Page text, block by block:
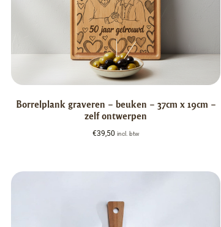
Borrelplank graveren – beuken – 37cm x 19cm –
zelf ontwerpen
€39,50 incl. btw